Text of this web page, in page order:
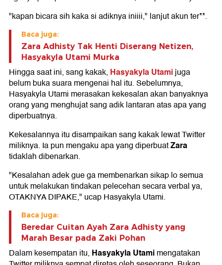
"kapan bicara sih kaka si adiknya iniiii," lanjut akun ter**.
Baca juga:
Zara Adhisty Tak Henti Diserang Netizen,
Hasyakyla Utami Murka
Hingga saat ini, sang kakak, Hasyakyla Utamijuga
belum buka suara mengenai hal itu. Sebelumnya,
Hasyakyla Utami merasakan kekesalan akan banyaknya
orang yang menghujat sang adik lantaran atas apa yang
diperbuatnya.
Kekesalannya itu disampaikan sang kakak lewat Twitter
miliknya. Ia pun mengaku apa yang diperbuatZara
tidaklah dibenarkan.
"Kesalahan adek gue ga membenarkan sikap lo semua
untuk melakukan tindakan pelecehan secara verbal ya,
OTAKNYA DIPAKE," ucap Hasyakyla Utami.
Baca juga:
Beredar Cuitan Ayah Zara Adhisty yang
Marah Besar pada Zaki Pohan
Dalam kesempatan itu, Hasyakyla Utamimengatakan